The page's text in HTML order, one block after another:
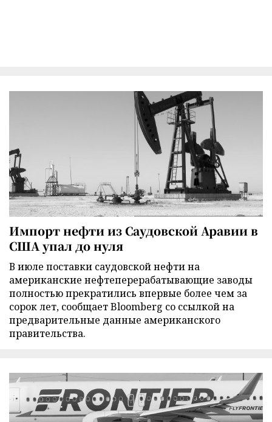
Импорт нефти из Саудовской Аравии в
США упал до нуля
В июле поставки саудовской нефти на
американские нефтеперерабатывающие заводы
полностью прекратились впервые более чем за
сорок лет, сообщает Bloomberg со ссылкой на
предварительные данные американского
правительства.